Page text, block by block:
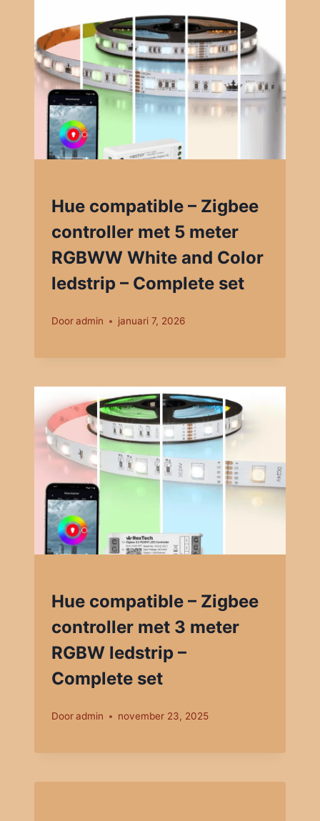
Hue compatible – Zigbee
controller met 5 meter
RGBWW White and Color
ledstrip – Complete set
Dooradmin januari 7, 2026
Hue compatible – Zigbee
controller met 3 meter
RGBW ledstrip –
Complete set
Dooradmin november 23, 2025